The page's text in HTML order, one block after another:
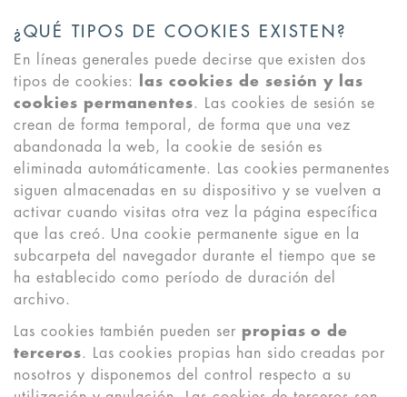
¿QUÉ TIPOS DE COOKIES EXISTEN?
En líneas generales puede decirse que existen dos
tipos de cookies:
las cookies de sesión y las
cookies permanentes. Las cookies de sesión se
crean de forma temporal, de forma que una vez
abandonada la web, la cookie de sesión es
eliminada automáticamente. Las cookies permanentes
siguen almacenadas en su dispositivo y se vuelven a
activar cuando visitas otra vez la página específica
que las creó. Una cookie permanente sigue en la
subcarpeta del navegador durante el tiempo que se
ha establecido como período de duración del
archivo.
Las cookies también pueden ser propias o de
terceros. Las cookies propias han sido creadas por
nosotros y disponemos del control respecto a su